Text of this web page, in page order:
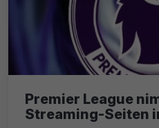
Premier League
Streaming-Seiten